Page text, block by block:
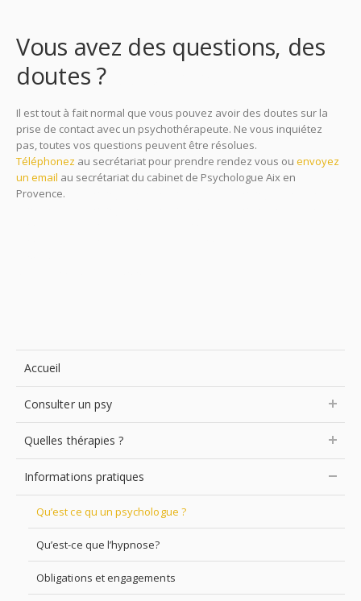
Vous avez des questions, des
doutes ?
Il est tout à fait normal que vous pouvez avoir des doutes sur la
prise de contact avec un psychothérapeute. Ne vous inquiétez
pas, toutes vos questions peuvent être résolues.
Téléphonez au secrétariat pour prendre rendez vous ou envoyez
un email au secrétariat du cabinet de Psychologue Aix en
Provence.
Accueil
Consulter un psy
Quelles thérapies ?
Informations pratiques
Qu’est ce qu un psychologue ?
Qu’est-ce que l’hypnose?
Obligations et engagements